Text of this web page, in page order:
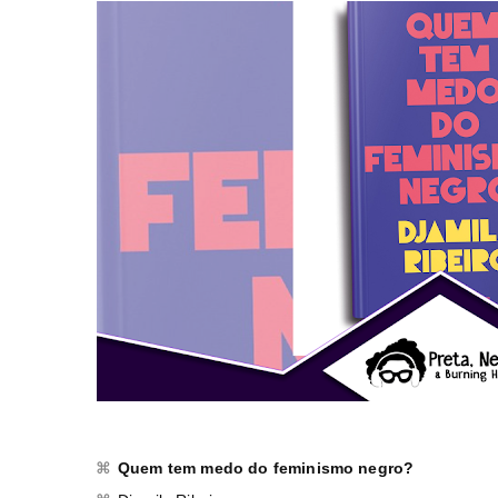
Quem tem medo do feminismo negro?